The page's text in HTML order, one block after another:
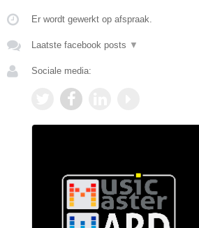
Er wordt gewerkt op afspraak.
Laatste facebook posts ▼
Sociale media: